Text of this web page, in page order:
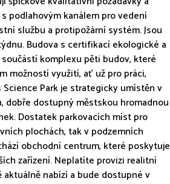
podlahovým kanálem pro vedení
službu a protipožární systém. Jsou
Budova s certifikací ekologické a
komplexu pěti budov, které
možností využití, ať už pro práci,
Park je strategicky umístěn v
dobře dostupný městskou hromadnou
Dostatek parkovacích míst pro
plochách, tak v podzemních
obchodní centrum, které poskytuje
zařízení. Neplatíte provizi realitní
aktuálně nabízí a bude dostupné v